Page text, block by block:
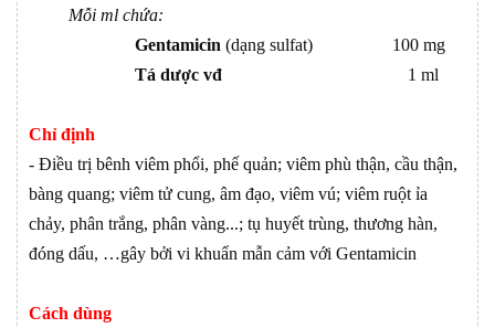
Mỗi ml chứa:
Gentamicin (dạng sulfat) 100 mg
Tá dược vđ
1 ml
Chỉ định
- Điều trị bênh viêm phổi, phế quản; viêm phù thận, cầu thận,
bàng quang; viêm tử cung, âm đạo, viêm vú; viêm ruột ỉa
chảy, phân trắng, phân vàng...; tụ huyết trùng, thương hàn,
đóng dấu, …gây bởi vi khuẩn mẫn cảm với Gentamicin
Cách dùng